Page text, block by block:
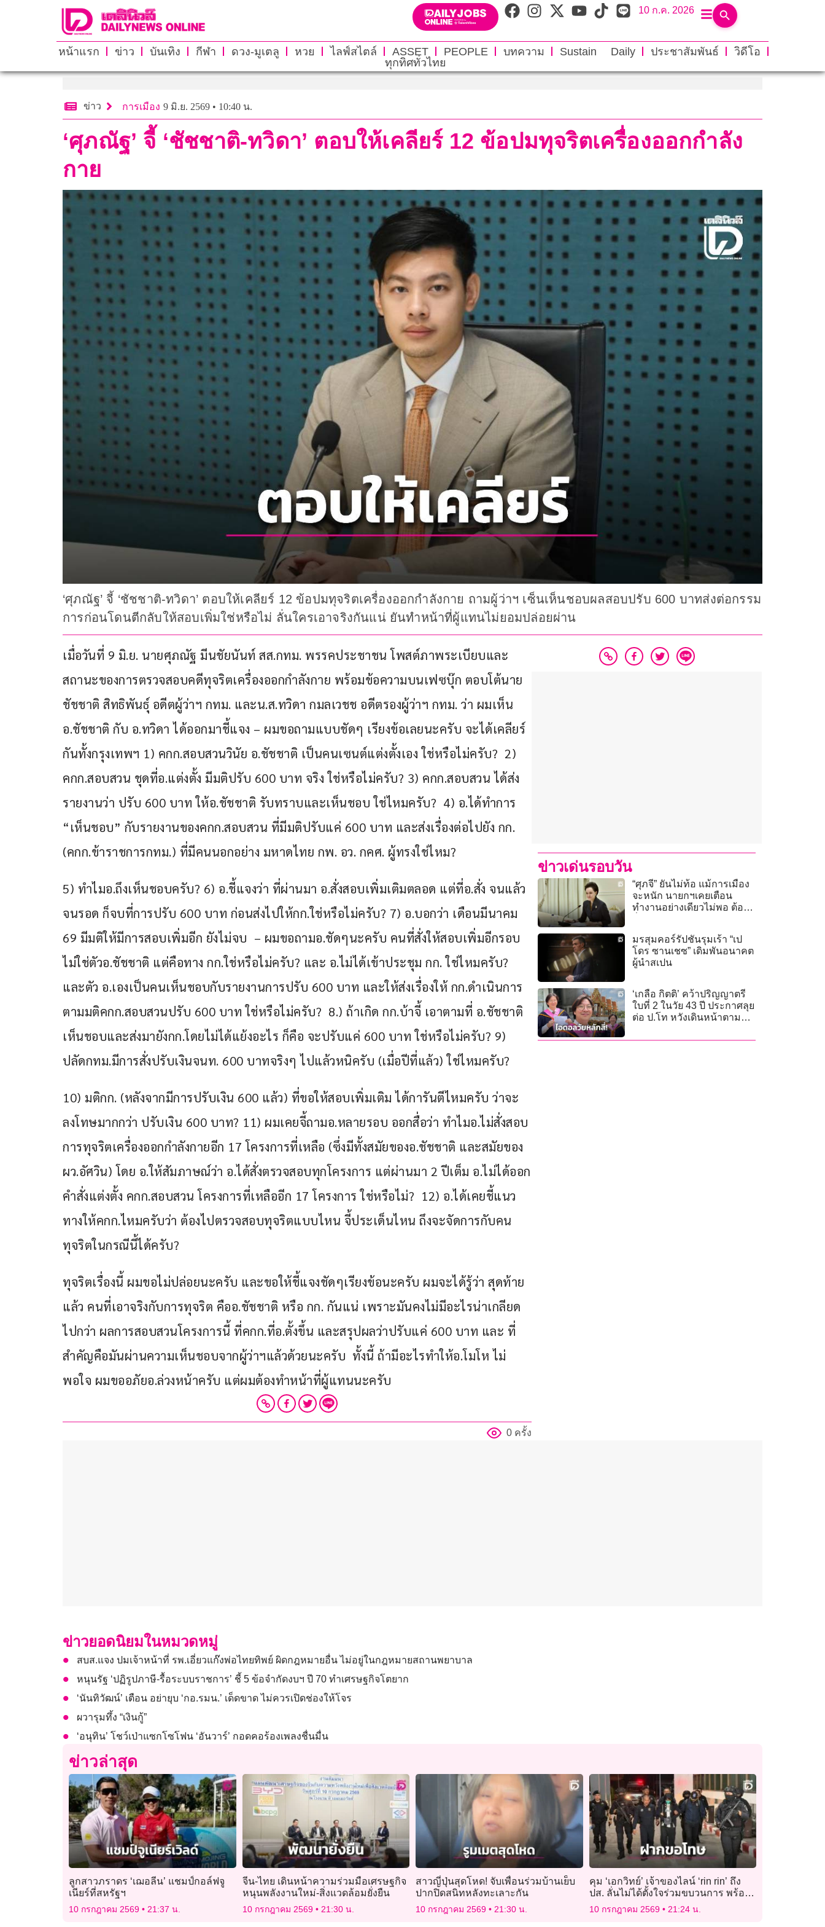
10 ก.ค. 2026
หน้าแรก ข่าว บันเทิง กีฬา ดวง-มูเตลู หวย ไลฟ์สไตล์ ASSET PEOPLE บทความ Sustain Daily ประชาสัมพันธ์
วิดีโอ
ทุกทิศทั่วไทย
ข่าว การเมือง 9 มิ.ย. 2569 • 10:40 น.
‘ศุภณัฐ’ จี้ ‘ชัชชาติ-ทวิดา’ ตอบให้เคลียร์ 12 ข้อปมทุจริตเครื่องออกกำลัง
กาย
‘ศุภณัฐ’ จี้ ‘ชัชชาติ-ทวิดา’ ตอบให้เคลียร์ 12 ข้อปมทุจริตเครื่องออกกำลังกาย ถามผู้ว่าฯ เซ็นเห็นชอบผลสอบปรับ 600 บาทส่งต่อกรรม
การก่อนโดนตีกลับให้สอบเพิ่มใช่หรือไม่ ลั่นใครเอาจริงกันแน่ ยันทำหน้าที่ผู้แทนไม่ยอมปล่อยผ่าน
เมื่อวันที่ 9 มิ.ย. นายศุภณัฐ มีนชัยนันท์ สส.กทม. พรรคประชาชน โพสต์ภาพระเบียบและ
สถานะของการตรวจสอบคดีทุจริตเครื่องออกกำลังกาย พร้อมข้อความบนเฟซบุ๊ก ตอบโต้นาย
ชัชชาติ สิทธิพันธุ์ อดีตผู้ว่าฯ กทม. และน.ส.ทวิดา กมลเวชช อดีตรองผู้ว่าฯ กทม. ว่า ผมเห็น
อ.ชัชชาติ กับ อ.ทวิดา ได้ออกมาชี้แจง – ผมขอถามแบบชัดๆ เรียงข้อเลยนะครับ จะได้เคลียร์
กันทั้งกรุงเทพฯ 1) คกก.สอบสวนวินัย อ.ชัชชาติ เป็นคนเซนต์แต่งตั้งเอง ใช่หรือไม่ครับ?  2)
คกก.สอบสวน ชุดที่อ.แต่งตั้ง มีมติปรับ 600 บาท จริง ใช่หรือไม่ครับ? 3) คกก.สอบสวน ได้ส่ง
รายงานว่า ปรับ 600 บาท ให้อ.ชัชชาติ รับทราบและเห็นชอบ ใช่ไหมครับ?  4) อ.ได้ทำการ
“เห็นชอบ” กับรายงานของคกก.สอบสวน ที่มีมติปรับแค่ 600 บาท และส่งเรื่องต่อไปยัง กก.
(คกก.ข้าราชการกทม.) ที่มีคนนอกอย่าง มหาดไทย กพ. อว. กคศ. ผู้ทรงใช่ไหม?
5) ทำไมอ.ถึงเห็นชอบครับ? 6) อ.ชี้แจงว่า ที่ผ่านมา อ.สั่งสอบเพิ่มเติมตลอด แต่ที่อ.สั่ง จนแล้ว
จนรอด ก็จบที่การปรับ 600 บาท ก่อนส่งไปให้กก.ใช่หรือไม่ครับ? 7) อ.บอกว่า เดือนมีนาคม
69 มีมติให้มีการสอบเพิ่มอีก ยังไม่จบ  – ผมขอถามอ.ชัดๆนะครับ คนที่สั่งให้สอบเพิ่มอีกรอบ
ไม่ใช่ตัวอ.ชัชชาติ แต่คือทาง กก.ใช่หรือไม่ครับ? และ อ.ไม่ได้เข้าประชุม กก. ใช่ไหมครับ?
และตัว อ.เองเป็นคนเห็นชอบกับรายงานการปรับ 600 บาท และให้ส่งเรื่องให้ กก.ดำเนินการ
ตามมติคกก.สอบสวนปรับ 600 บาท ใช่หรือไม่ครับ?  8.) ถ้าเกิด กก.บ้าจี้ เอาตามที่ อ.ชัชชาติ
เห็นชอบและส่งมายังกก.โดยไม่ได้แย้งอะไร ก็คือ จะปรับแค่ 600 บาท ใช่หรือไม่ครับ? 9)
ปลัดกทม.มีการสั่งปรับเงินจนท. 600 บาทจริงๆ ไปแล้วหนิครับ (เมื่อปีที่แล้ว) ใช่ไหมครับ?
10) มติกก. (หลังจากมีการปรับเงิน 600 แล้ว) ที่ขอให้สอบเพิ่มเติม ได้การันตีไหมครับ ว่าจะ
ลงโทษมากกว่า ปรับเงิน 600 บาท? 11) ผมเคยจี้ถามอ.หลายรอบ ออกสื่อว่า ทำไมอ.ไม่สั่งสอบ
การทุจริตเครื่องออกกำลังกายอีก 17 โครงการที่เหลือ (ซึ่งมีทั้งสมัยของอ.ชัชชาติ และสมัยของ
ผว.อัศวิน) โดย อ.ให้สัมภาษณ์ว่า อ.ได้สั่งตรวจสอบทุกโครงการ แต่ผ่านมา 2 ปีเต็ม อ.ไม่ได้ออก
คำสั่งแต่งตั้ง คกก.สอบสวน โครงการที่เหลืออีก 17 โครงการ ใช่หรือไม่?  12) อ.ได้เคยชี้แนว
ทางให้คกก.ไหมครับว่า ต้องไปตรวจสอบทุจริตแบบไหน จี้ประเด็นไหน ถึงจะจัดการกับคน
ทุจริตในกรณีนี้ได้ครับ?
ทุจริตเรื่องนี้ ผมขอไม่ปล่อยนะครับ และขอให้ชี้แจงชัดๆเรียงข้อนะครับ ผมจะได้รู้ว่า สุดท้าย
แล้ว คนที่เอาจริงกับการทุจริต คืออ.ชัชชาติ หรือ กก. กันแน่ เพราะมันคงไม่มีอะไรน่าเกลียด
ไปกว่า ผลการสอบสวนโครงการนี้ ที่คกก.ที่อ.ตั้งขึ้น และสรุปผลว่าปรับแค่ 600 บาท และ ที่
สำคัญคือมันผ่านความเห็นชอบจากผู้ว่าฯแล้วด้วยนะครับ  ทั้งนี้ ถ้ามีอะไรทำให้อ.โมโห ไม่
พอใจ ผมขออภัยอ.ล่วงหน้าครับ แต่ผมต้องทำหน้าที่ผู้แทนนะครับ
0 ครั้ง
ข่าวเด่นรอบวัน
“ศุภจี” ยันไม่ท้อ แม้การเมือง
จะหนัก นายกฯเคยเตือน
ทำงานอย่างเดียวไม่พอ ต้อง
มรสุมคอร์รัปชันรุมเร้า “เป
โดร ซานเชซ” เดิมพันอนาคต
ผู้นำสเปน
‘เกลือ กิตติ’ คว้าปริญญาตรี
ใบที่ 2 ในวัย 43 ปี ประกาศลุย
ต่อ ป.โท หวังเดินหน้าตามฝัน
ข่าวยอดนิยมในหมวดหมู่
สบส.แจง ปมเจ้าหน้าที่ รพ.เอี่ยวแก๊งพ่อไทยทิพย์ ผิดกฎหมายอื่น ไม่อยู่ในกฎหมายสถานพยาบาล
หนุนรัฐ ‘ปฏิรูปภาษี-รื้อระบบราชการ’ ชี้ 5 ข้อจำกัดงบฯ ปี 70 ทำเศรษฐกิจโตยาก
‘นันทิวัฒน์’ เตือน อย่ายุบ​ ‘กอ.รมน.’ เด็ดขาด​ ไม่ควรเปิดช่องให้โจร
ผวารุมทึ้ง “เงินกู้”
‘อนุทิน’ โชว์เป่าแซกโซโฟน ‘อันวาร์’ กอดคอร้องเพลงชื่นมื่น
ข่าวล่าสุด
ลูกสาวภราดร ‘เฌอลีน’ แชมป์กอล์ฟจู
เนียร์ที่สหรัฐฯ
10 กรกฎาคม 2569 21:37 น.
จีน-ไทย เดินหน้าความร่วมมือเศรษฐกิจ
หนุนพลังงานใหม่-สิ่งแวดล้อมยั่งยืน
10 กรกฎาคม 2569 21:30 น.
สาวญี่ปุ่นสุดโหด! จับเพื่อนร่วมบ้านเย็บ
ปากปิดสนิทหลังทะเลาะกัน
10 กรกฎาคม 2569 21:30 น.
คุม ‘เอกวิทย์’ เจ้าของไลน์ ‘rin rin’ ถึง
ปส. ลั่นไม่ได้ตั้งใจร่วมขบวนการ พร้อม
ขอโทษ ‘แอร์มีนา’
10 กรกฎาคม 2569 21:24 น.